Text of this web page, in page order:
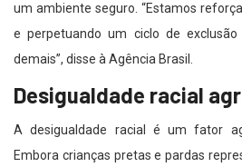
um ambiente seguro. “Estamos
e perpetuando um ciclo de
demais”, disse à Agência Brasil.
Desigualdade racial
A desigualdade racial é um fator
Embora crianças pretas e pardas